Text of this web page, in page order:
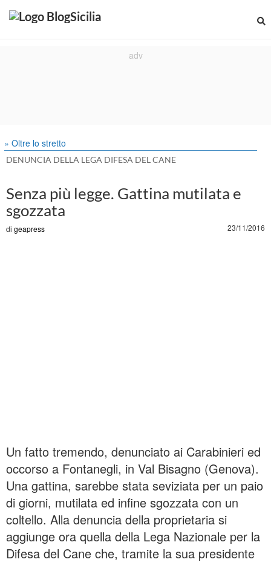
» Oltre lo stretto
DENUNCIA DELLA LEGA DIFESA DEL CANE
Senza più legge. Gattina mutilata e
sgozzata
di geapress 23/11/2016
Un fatto tremendo, denunciato ai Carabinieri ed
occorso a Fontanegli, in Val Bisagno (Genova).
Una gattina, sarebbe stata seviziata per un paio
di giorni, mutilata ed infine sgozzata con un
coltello. Alla denuncia della proprietaria si
aggiunge ora quella della Lega Nazionale per la
Difesa del Cane che, tramite la sua presidente